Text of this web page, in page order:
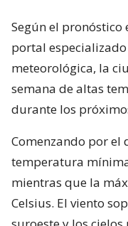
Según el
portal
meteorológica, la
semana de altas
durante los
Comenzando por el
temperatura
mientras que la
Celsius. El viento